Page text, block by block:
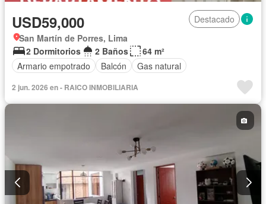
USD59,000
Destacado
San Martín de Porres, Lima
2 Dormitorios
2 Baños
64 m²
Armario empotrado
Balcón Gas natural
2 jun. 2026 en - RAICO INMOBILIARIA